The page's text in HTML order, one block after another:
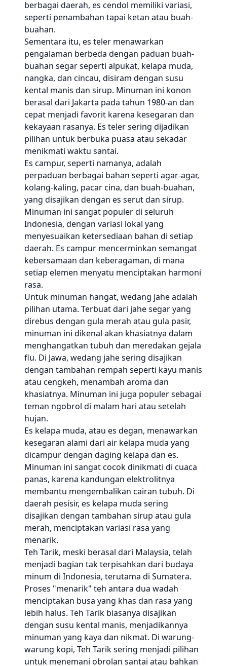
berbagai daerah, es cendol memiliki variasi,
seperti penambahan tapai ketan atau buah-
buahan.
Sementara itu, es teler menawarkan
pengalaman berbeda dengan paduan buah-
buahan segar seperti alpukat, kelapa muda,
nangka, dan cincau, disiram dengan susu
kental manis dan sirup. Minuman ini konon
berasal dari Jakarta pada tahun 1980-an dan
cepat menjadi favorit karena kesegaran dan
kekayaan rasanya. Es teler sering dijadikan
pilihan untuk berbuka puasa atau sekadar
menikmati waktu santai.
Es campur, seperti namanya, adalah
perpaduan berbagai bahan seperti agar-agar,
kolang-kaling, pacar cina, dan buah-buahan,
yang disajikan dengan es serut dan sirup.
Minuman ini sangat populer di seluruh
Indonesia, dengan variasi lokal yang
menyesuaikan ketersediaan bahan di setiap
daerah. Es campur mencerminkan semangat
kebersamaan dan keberagaman, di mana
setiap elemen menyatu menciptakan harmoni
rasa.
Untuk minuman hangat, wedang jahe adalah
pilihan utama. Terbuat dari jahe segar yang
direbus dengan gula merah atau gula pasir,
minuman ini dikenal akan khasiatnya dalam
menghangatkan tubuh dan meredakan gejala
flu. Di Jawa, wedang jahe sering disajikan
dengan tambahan rempah seperti kayu manis
atau cengkeh, menambah aroma dan
khasiatnya. Minuman ini juga populer sebagai
teman ngobrol di malam hari atau setelah
hujan.
Es kelapa muda, atau es degan, menawarkan
kesegaran alami dari air kelapa muda yang
dicampur dengan daging kelapa dan es.
Minuman ini sangat cocok dinikmati di cuaca
panas, karena kandungan elektrolitnya
membantu mengembalikan cairan tubuh. Di
daerah pesisir, es kelapa muda sering
disajikan dengan tambahan sirup atau gula
merah, menciptakan variasi rasa yang
menarik.
Teh Tarik, meski berasal dari Malaysia, telah
menjadi bagian tak terpisahkan dari budaya
minum di Indonesia, terutama di Sumatera.
Proses "menarik" teh antara dua wadah
menciptakan busa yang khas dan rasa yang
lebih halus. Teh Tarik biasanya disajikan
dengan susu kental manis, menjadikannya
minuman yang kaya dan nikmat. Di warung-
warung kopi, Teh Tarik sering menjadi pilihan
untuk menemani obrolan santai atau bahkan